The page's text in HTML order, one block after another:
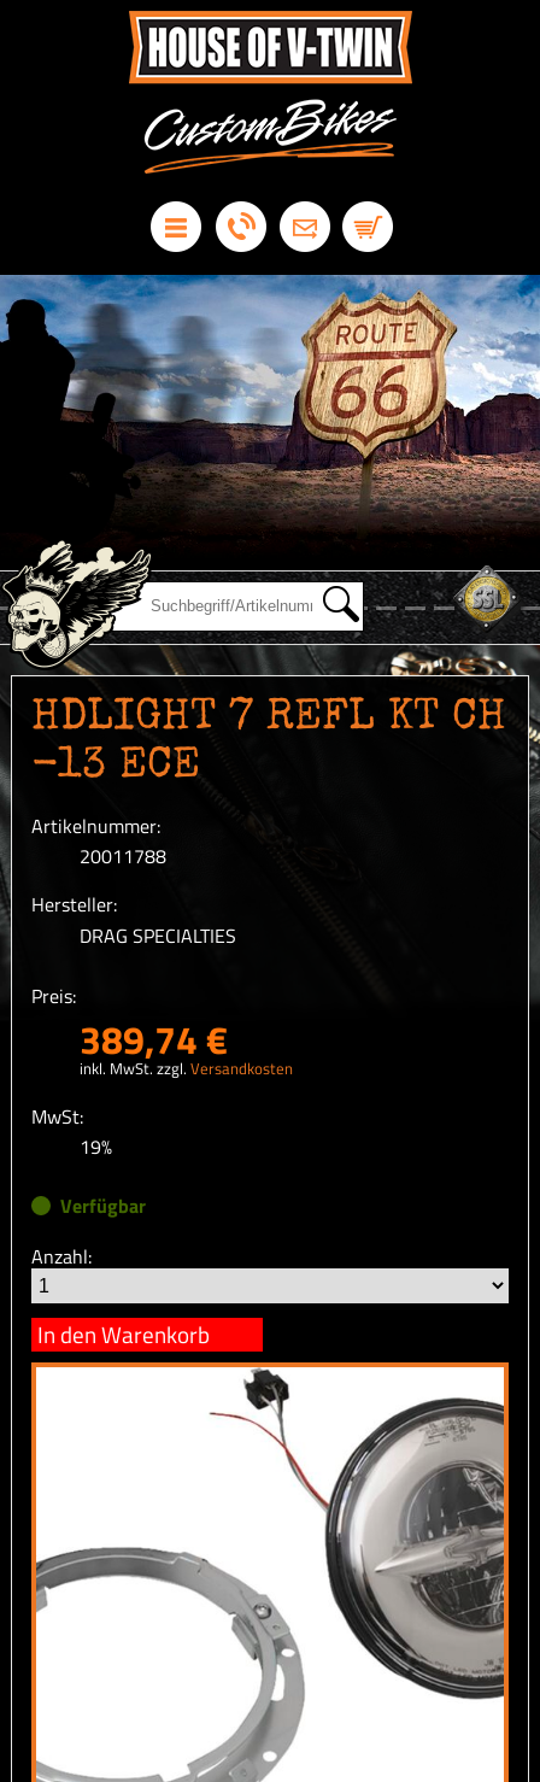
HDLIGHT 7 REFL KT CH
-13 ECE
Artikelnummer:
20011788
Hersteller:
DRAG SPECIALTIES
Preis:
389,74 €
inkl. MwSt. zzgl. Versandkosten
MwSt:
19%
Verfügbar
Anzahl:
In den Warenkorb